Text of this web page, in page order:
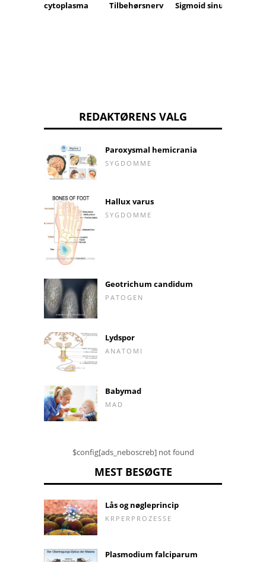
cytoplasma Tilbehørsnerv Sigmoid sinus
REDAKTØRENS VALG
Paroxysmal hemicrania
SYGDOMME
Hallux varus
SYGDOMME
Geotrichum candidum
PATOGEN
Lydspor
ANATOMI
Babymad
MAD
$config[ads_neboscreb] not found
MEST BESØGTE
Lås og nøgleprincip
KRPERPROZESSE
Plasmodium falciparum